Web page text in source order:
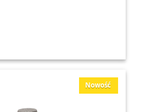
Nowość